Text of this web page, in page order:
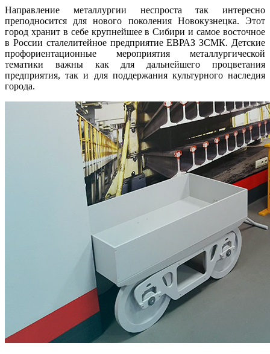
Направление металлургии неспроста так интересно
преподносится для нового поколения Новокузнецка. Этот
город хранит в себе крупнейшее в Сибири и самое восточное
в России сталелитейное предприятие ЕВРАЗ ЗСМК. Детские
профориентационные мероприятия металлургической
тематики важны как для дальнейшего процветания
предприятия, так и для поддержания культурного наследия
города.